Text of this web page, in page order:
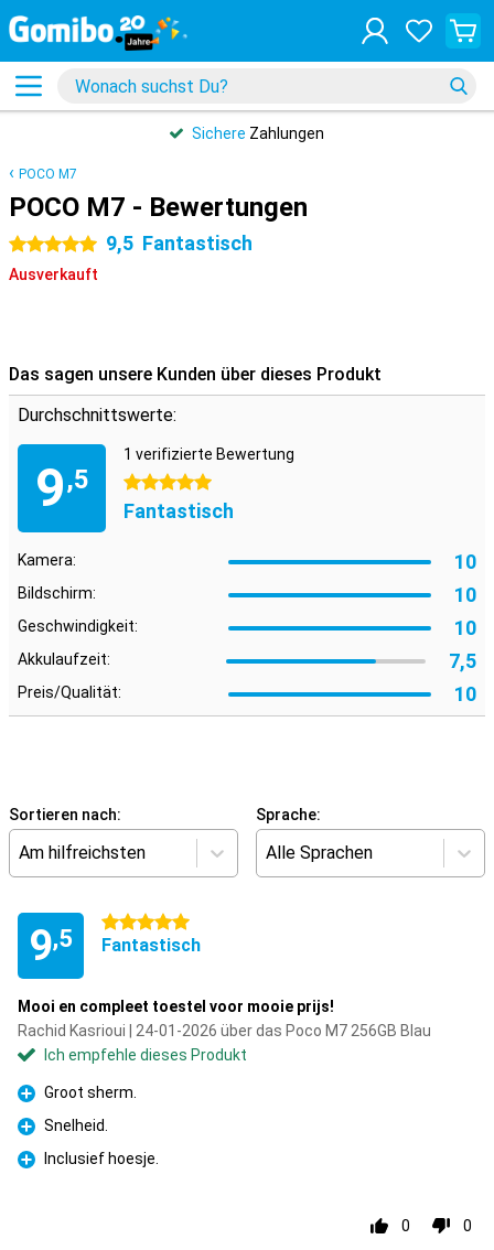
Sichere Zahlungen
POCO M7
POCO M7 - Bewertungen
5 Sterne 9,5 Fantastisch
Ausverkauft
Das sagen unsere Kunden über dieses Produkt
Durchschnittswerte:
9,5
1 verifizierte Bewertung
5 Sterne
Fantastisch
Kamera: 10
Bildschirm: 10
Geschwindigkeit: 10
Akkulaufzeit: 7,5
Preis/Qualität: 10
Sortieren nach:
Am hilfreichsten
Sprache:
Alle Sprachen
9,5
5 Sterne
Fantastisch
Mooi en compleet toestel voor mooie prijs!
Rachid Kasrioui | 24-01-2026 über das Poco M7 256GB Blau
Ich empfehle dieses Produkt
Pro
Groot sherm.
Pro
Snelheid.
Pro
Inclusief hoesje.
0 0